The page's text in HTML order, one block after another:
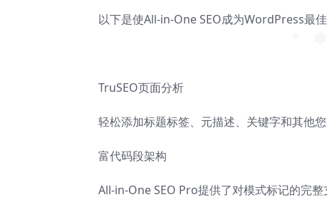
❅
以下是使All-in-One SEO成为WordPress最佳
TruSEO页面分析
轻松添加标题标签、元描述、关键字和其他
富代码段架构
All-in-One SEO Pro提供了对模式标记的完